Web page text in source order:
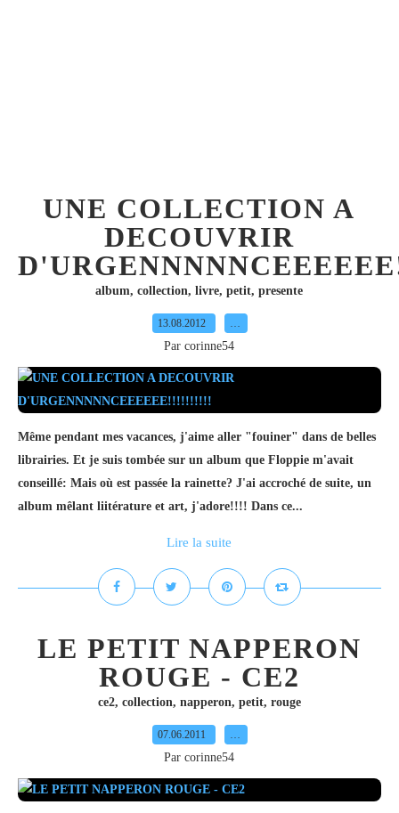
UNE COLLECTION A
DECOUVRIR
album,collection,livre,petit,presente
13.08.2012 …
Par corinne54
Même pendant mes vacances, j'aime aller "fouiner" dans de belles
librairies. Et je suis tombée sur un album que Floppie m'avait
conseillé: Mais où est passée la rainette? J'ai accroché de suite, un
album mêlant liitérature et art, j'adore!!!! Dans ce...
Lire la suite
LE PETIT NAPPERON
ROUGE - CE2
ce2, collection, napperon, petit, rouge
07.06.2011 …
Par corinne54